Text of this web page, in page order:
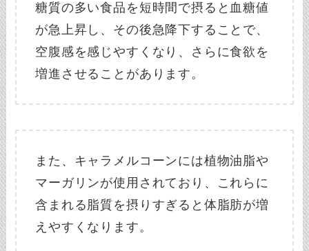
糖質の多い食品を短時間で摂ると血糖値
が急上昇し、その後急降下することで、
空腹感を感じやすくなり、さらに食欲を
増進させることがあります。
また、キャラメルコーンには植物油脂や
マーガリンが使用されており、これらに
含まれる脂質を摂りすぎると体脂肪が増
えやすくなります。